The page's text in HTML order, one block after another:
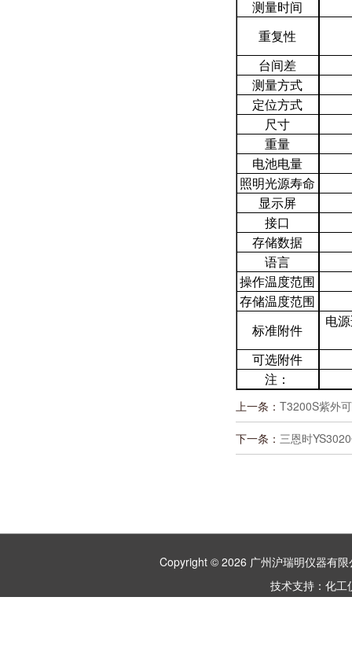
测量时间
重复性
台间差
测量方式
定位方式
尺寸
重量
电池电量
照明光源寿命
显示屏
接口
存储数据
语言
操作温度范围
存储温度范围
标准附件
电
可选附件
注：
上一条： T3200S紫外
下一条： 三恩时
Copyright © 2026 广州沪瑞明仪器有
技术支持： 化工